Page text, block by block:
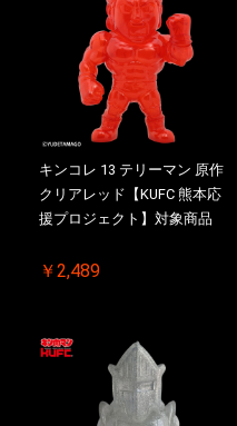
キンコレ 13 テリーマン 原作
クリアレッド【KUFC 熊本応
援プロジェクト】対象商品
￥2,489